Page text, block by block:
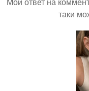
таки